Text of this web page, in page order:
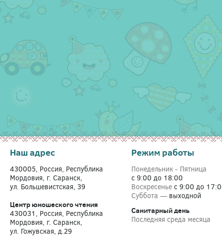
Наш адрес
430005, Россия, Республика
Мордовия, г. Саранск,
ул. Большевистская, 39
Центр юношеского чтения
430031, Россия, Республика
Мордовия, г. Саранск,
ул. Гожувская, д.29
Режим работы
Понедельник - Пятница
с 9:00 до 18:00
Воскресенье с 9:00 до
Суббота — выходной
Санитарный день
Последняя среда месяца